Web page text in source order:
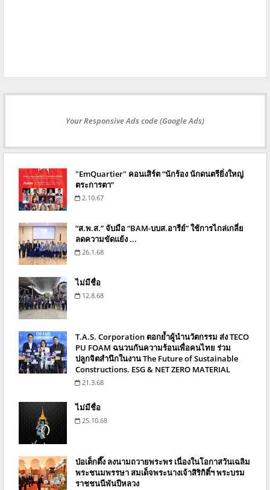
Your Responsive Ads code (Google Ads)
"EmQuartier" คอนเสิร์ต “นักร้อง นักดนตรียิ่งใหญ่
ตระการตา”
2.10.67
“ส.พ.ส.” จับมือ “BAM-บบส.อารีย์” ใช้การไกล่เกลี่ย
ลดความขัดแย้ง ...
26.1.68
ไม่มีชื่อ
12.8.68
T.A.S. Corporation ตอกย้ำผู้นำนวัตกรรม ส่ง TECO
PU FOAM ฉนวนกันความร้อนเพื่อคนไทย ร่วม
ปลูกจิตสำนึกในงาน The Future of Sustainable
Constructions. ESG & NET ZERO MATERIAL
21.3.68
ไม่มีชื่อ
25.10.68
ป่อเต็กตึ๊ง ลงนามถวายพระพร เนื่องในโอกาสวันเฉลิม
พระชนมพรรษา สมเด็จพระนางเจ้าสิริกิติ์ฯ พระบรม
ราชชนนีพันปีหลวง